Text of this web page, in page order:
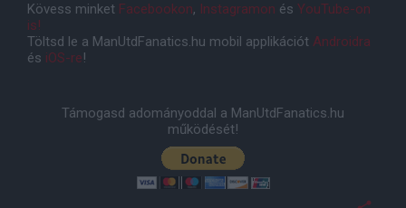
Kövess minket Facebookon, Instagramon és YouTube-on
is!
Töltsd le a ManUtdFanatics.hu mobil applikációt Androidra
és iOS-re!
Támogasd adományoddal a ManUtdFanatics.hu
működését!